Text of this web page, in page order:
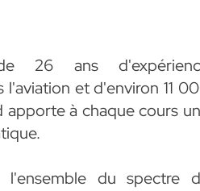
26 ans
l'aviation et d'environ 11
apporte à chaque cours
l'ensemble du spectre